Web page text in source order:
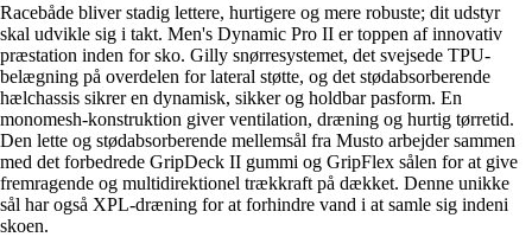
Racebåde bliver stadig lettere, hurtigere og mere robuste; dit udstyr
skal udvikle sig i takt. Men's Dynamic Pro II er toppen af innovativ
præstation inden for sko. Gilly snørresystemet, det svejsede TPU-
belægning på overdelen for lateral støtte, og det stødabsorberende
hælchassis sikrer en dynamisk, sikker og holdbar pasform. En
monomesh-konstruktion giver ventilation, dræning og hurtig tørretid.
Den lette og stødabsorberende mellemsål fra Musto arbejder sammen
med det forbedrede GripDeck II gummi og GripFlex sålen for at give
fremragende og multidirektionel trækkraft på dækket. Denne unikke
sål har også XPL-dræning for at forhindre vand i at samle sig indeni
skoen.